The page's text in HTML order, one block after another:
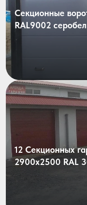
Секционные
RAL9002
12 Секционных
2900x2500 RAL